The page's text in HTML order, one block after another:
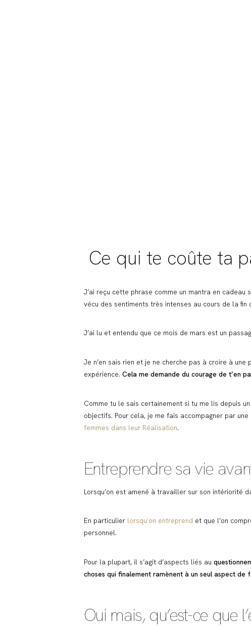
Ce qui te coûte ta
J’ai reçu cette phrase comme un mantra en
vécu des sentiments très intenses au cours de la fin
J’ai lu et entendu que ce mois de mars est un
Je n’en sais rien et je ne cherche pas à croire à une
expérience. Cela me demande du courage de t’en
Comme tu le sais certainement si tu me lis depuis
objectifs. Pour cela, je me fais accompagner par
femmes dans leur Réalisation.
Entreprendre sa vie
Lorsqu’on est amené à travailler sur son intériorité
En particulier lorsqu’on entreprend et que l’on
personnel.
Pour la plupart, il s’agit d’aspects liés au
choses qui finalement ramènent à un seul aspect de
Oui mais, qu’est-ce que